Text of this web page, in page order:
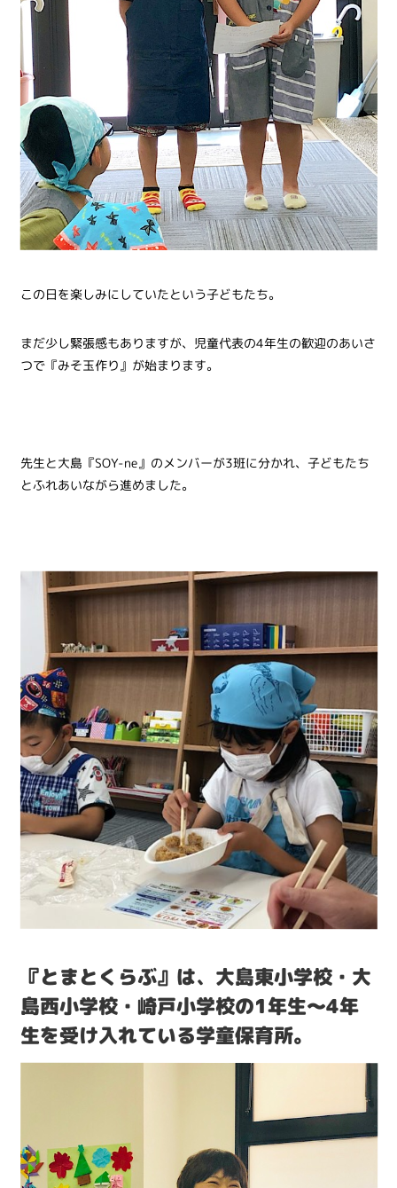
この日を楽しみにしていたという子どもたち。
まだ少し緊張感もありますが、児童代表の4年生の歓迎のあいさ
つで『みそ玉作り』が始まります。
先生と大島『SOY-ne』のメンバーが3班に分かれ、子どもたち
とふれあいながら進めました。
『とまとくらぶ』は、大島東小学校・大
島西小学校・崎戸小学校の1年生〜4年
生を受け入れている学童保育所。